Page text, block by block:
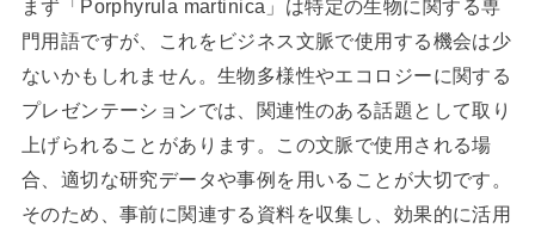
まず「Porphyrula martinica」は特定の生物に関する専
門用語ですが、これをビジネス文脈で使用する機会は少
ないかもしれません。生物多様性やエコロジーに関する
プレゼンテーションでは、関連性のある話題として取り
上げられることがあります。この文脈で使用される場
合、適切な研究データや事例を用いることが大切です。
そのため、事前に関連する資料を収集し、効果的に活用